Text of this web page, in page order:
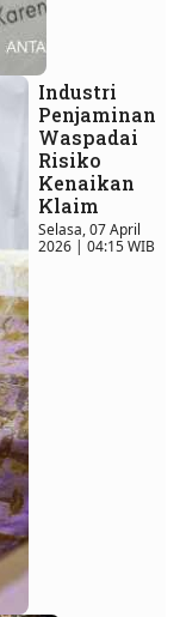
Industri
Penjaminan
Waspadai
Risiko
Kenaikan
Klaim
Selasa, 07 April
2026 | 04:15 WIB